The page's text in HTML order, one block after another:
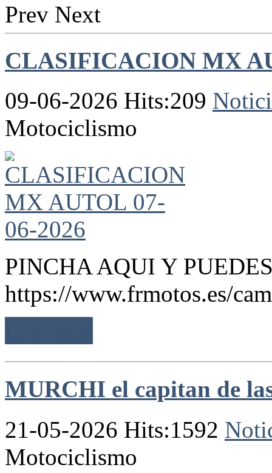
Prev Next
CLASIFICACION MX
09-06-2026 Hits:209
Motociclismo
PINCHA AQUI Y
https://www.frmotos.es/
MURCHI el capitan de
21-05-2026 Hits:1592
Motociclismo